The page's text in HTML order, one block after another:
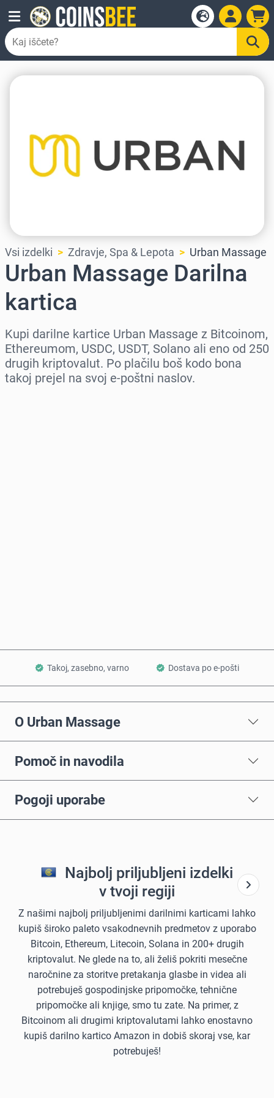
Vsi izdelki Zdravje, Spa & Lepota Urban Massage
Urban Massage Darilna
kartica
Kupi darilne kartice Urban Massage z Bitcoinom,
Ethereumom, USDC, USDT, Solano ali eno od 250
drugih kriptovalut. Po plačilu boš kodo bona
takoj prejel na svoj e-poštni naslov.
Takoj, zasebno, varno Dostava po e-pošti
O Urban Massage
Pomoč in navodila
Pogoji uporabe
Najbolj priljubljeni izdelki
v tvoji regiji
Z našimi najbolj priljubljenimi darilnimi karticami lahko
kupiš široko paleto vsakodnevnih predmetov z uporabo
Bitcoin, Ethereum, Litecoin, Solana in 200+ drugih
kriptovalut. Ne glede na to, ali želiš pokriti mesečne
naročnine za storitve pretakanja glasbe in videa ali
potrebuješ gospodinjske pripomočke, tehnične
pripomočke ali knjige, smo tu zate. Na primer, z
Bitcoinom ali drugimi kriptovalutami lahko enostavno
kupiš darilno kartico Amazon in dobiš skoraj vse, kar
potrebuješ!